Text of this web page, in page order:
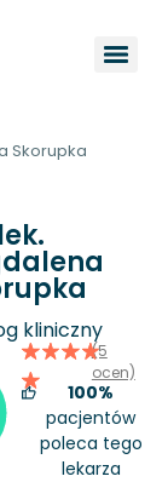
Skorupka
lek.
kliniczny
(5
ocen)
100%
pacjentów
poleca tego
lekarza